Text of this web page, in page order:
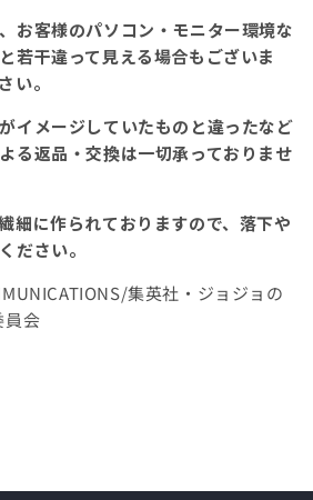
お客様のパソコン・モニター環境な
若干違って見える場合もございま
い。
イメージしていたものと違ったなど
る返品・交換は一切承っておりませ
細に作られておりますので、落下や
ださい。
集英社・ジョジョの
員会